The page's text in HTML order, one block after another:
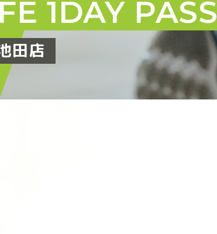
FE 1DAY PASS
田店